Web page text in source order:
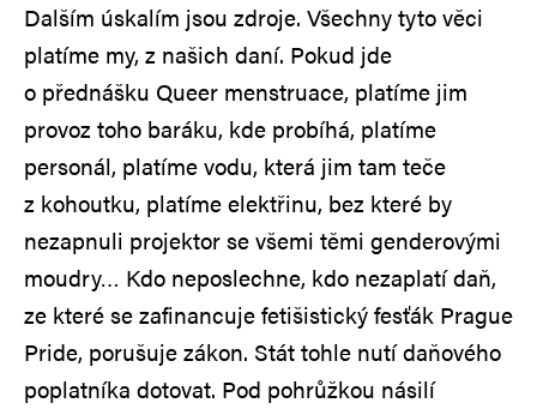
Dalším úskalím jsou zdroje. Všechny tyto věci
platíme my, z našich daní. Pokud jde
o přednášku Queer menstruace, platíme jim
provoz toho baráku, kde probíhá, platíme
personál, platíme vodu, která jim tam teče
z kohoutku, platíme elektřinu, bez které by
nezapnuli projektor se všemi těmi genderovými
moudry… Kdo neposlechne, kdo nezaplatí daň,
ze které se zafinancuje fetišistický fesťák Prague
Pride, porušuje zákon. Stát tohle nutí daňového
poplatníka dotovat. Pod pohrůžkou násilí